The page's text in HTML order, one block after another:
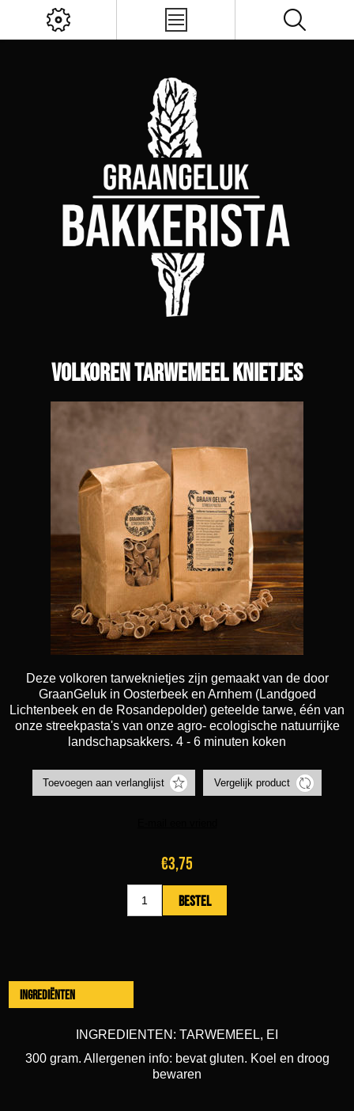
Volkoren tarwemeel knietjes
Deze volkoren tarweknietjes zijn gemaakt van de door
GraanGeluk in Oosterbeek en Arnhem (Landgoed
Lichtenbeek en de Rosandepolder) geteelde tarwe, één van
onze streekpasta's van onze agro- ecologische natuurrijke
landschapsakkers. 4 - 6 minuten koken
€3,75
Ingrediënten
INGREDIENTEN: TARWEMEEL, EI
300 gram. Allergenen info: bevat gluten. Koel en droog
bewaren